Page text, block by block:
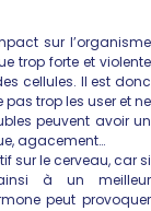
sur l’organisme
trop forte et violente
cellules. Il est donc
trop les user et ne
peuvent avoir un
agacement…
sur le cerveau, car si
à un meilleur
peut provoquer